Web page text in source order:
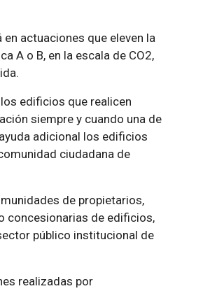
actuaciones que eleven la
A o B, en la escala de CO2,
edificios que realicen
siempre y cuando una de
adicional los edificios
ciudadana de
de propietarios,
concesionarias de edificios,
público institucional de
realizadas por